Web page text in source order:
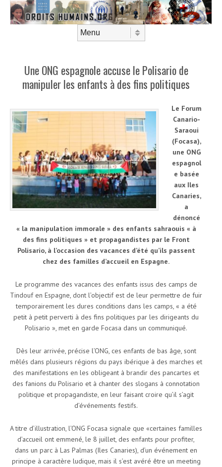
Une ONG espagnole accuse le Polisario de
manipuler les enfants à des fins politiques
Le Forum
Canario-
Saraoui
(Focasa),
une ONG
espagnol
e basée
aux Iles
Canaries,
a
dénoncé
« la manipulation immorale » des enfants sahraouis « à
des fins politiques » et propagandistes par le Front
Polisario, à l’occasion des vacances d’été qu’ils passent
chez des familles d’accueil en Espagne.
Le programme des vacances des enfants issus des camps de
Tindouf en Espagne, dont l’objectif est de leur permettre de fuir
temporairement les dures conditions dans les camps, « a été
petit à petit perverti à des fins politiques par les dirigeants du
Polisario », met en garde Focasa dans un communiqué.
Dès leur arrivée, précise l’ONG, ces enfants de bas âge, sont
mêlés dans plusieurs régions du pays ibérique à des marches et
des manifestations en les obligeant à brandir des pancartes et
des fanions du Polisario et à chanter des slogans à connotation
politique et propagandiste, en leur faisant croire qu’il s’agit
d’événements festifs.
A titre d’illustration, l’ONG Focasa signale que «certaines familles
d’accueil ont emmené, le 8 juillet, des enfants pour profiter,
dans un parc à Las Palmas (Iles Canaries), d’un événement en
principe à caractère ludique, mais il s’est avéré être un meeting